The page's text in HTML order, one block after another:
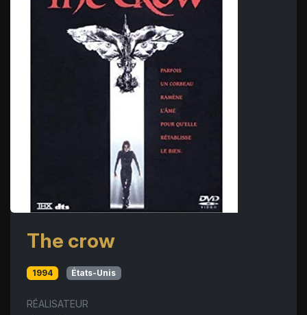
The crow
1994 États-Unis
RÉALISATEUR